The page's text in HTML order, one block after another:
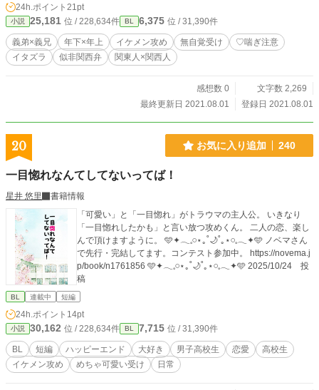
24h.ポイント 21pt
小説 25,181 位 / 228,634件 BL 6,375 位 / 31,390件
義弟×義兄 年下×年上 イケメン攻め 無自覚受け
♡喘ぎ注意
イタズラ
似非関西弁 関東人×関西人
感想数 0
文字数 2,269
最終更新日 2021.08.01
登録日 2021.08.01
20 お気に入り追加 240
一目惚れなんてしてないってば！
星井 悠里
書籍情報
「可愛い」と「一目惚れ」がトラウマの主人公。 いきなり
「一目惚れしたかも」と言い放つ攻めくん。 二人の恋、楽し
んで頂けますように。 🩵✦𓂃𓈒𓏸⋆｡˚🌙˚｡⋆𓏸𓈒𓂃✦🩵 ノベマさん
で先行・完結してます。コンテスト参加中。 https://novema.j
p/book/n1761856 🩵✦𓂃𓈒𓏸⋆｡˚🌙˚｡⋆𓏸𓈒𓂃✦🩵 2025/10/24 投
稿
BL 連載中 短編
24h.ポイント 14pt
小説 30,162 位 / 228,634件 BL 7,715 位 / 31,390件
BL 短編 ハッピーエンド 大好き 男子高校生 恋愛
高校生
イケメン攻め
めちゃ可愛い受け 日常